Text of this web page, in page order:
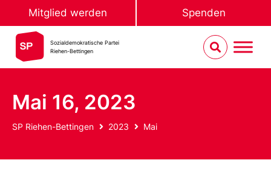
Mitglied werden Spenden
Sozialdemokratische Partei
Riehen-Bettingen
Mai 16, 2023
SP Riehen-Bettingen 2023 Mai